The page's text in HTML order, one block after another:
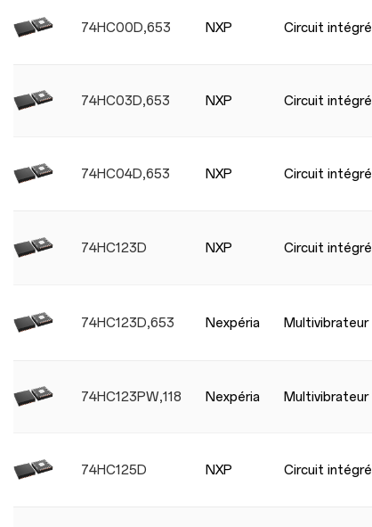
74HC00D,653 NXP Circuit intégré
74HC03D,653 NXP Circuit intégré
74HC04D,653 NXP Circuit intégré
74HC123D NXP Circuit intégré
74HC123D,653 Nexpéria Multivibrateur
74HC123PW,118 Nexpéria Multivibrateur
74HC125D NXP Circuit intégré